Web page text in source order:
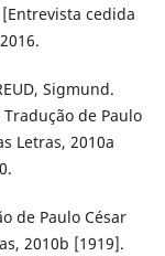
cedida
Sigmund.
de Paulo
Letras, 2010a
de Paulo César
2010b [1919].